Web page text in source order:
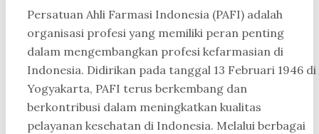
Persatuan Ahli Farmasi Indonesia (PAFI) adalah
organisasi profesi yang memiliki peran penting
dalam mengembangkan profesi kefarmasian di
Indonesia. Didirikan pada tanggal 13 Februari 1946 di
Yogyakarta, PAFI terus berkembang dan
berkontribusi dalam meningkatkan kualitas
pelayanan kesehatan di Indonesia. Melalui berbagai